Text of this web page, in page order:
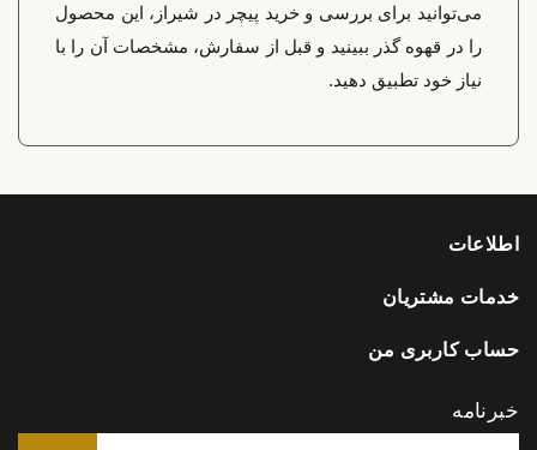
می‌توانید برای بررسی و خرید پیچر در شیراز، این محصول
را در قهوه گذر ببینید و قبل از سفارش، مشخصات آن را با
نیاز خود تطبیق دهید.
اطلاعات
خدمات مشتریان
حساب کاربری من
خبرنامه